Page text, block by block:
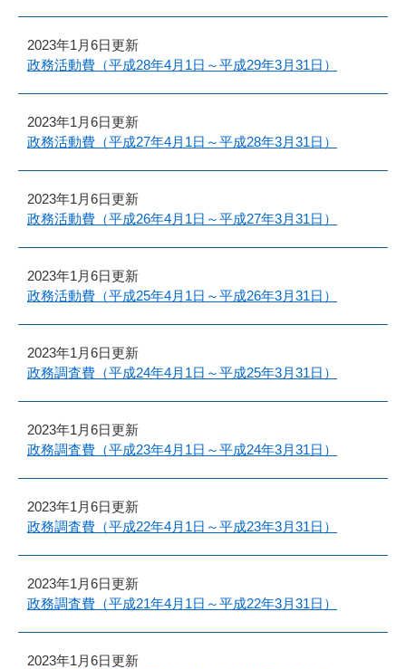
2023年1月6日更新
政務活動費（平成28年4月1日～平成29年3月31日）
2023年1月6日更新
政務活動費（平成27年4月1日～平成28年3月31日）
2023年1月6日更新
政務活動費（平成26年4月1日～平成27年3月31日）
2023年1月6日更新
政務活動費（平成25年4月1日～平成26年3月31日）
2023年1月6日更新
政務調査費（平成24年4月1日～平成25年3月31日）
2023年1月6日更新
政務調査費（平成23年4月1日～平成24年3月31日）
2023年1月6日更新
政務調査費（平成22年4月1日～平成23年3月31日）
2023年1月6日更新
政務調査費（平成21年4月1日～平成22年3月31日）
2023年1月6日更新